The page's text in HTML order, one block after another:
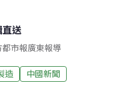
送
市報廣東報導
造 中國新聞